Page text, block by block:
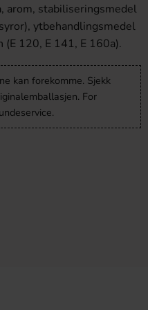
arom, stabiliseringsmedel
ytbehandlingsmedel
(E 120, E 141, E 160a).
kan forekomme. Sjekk
For